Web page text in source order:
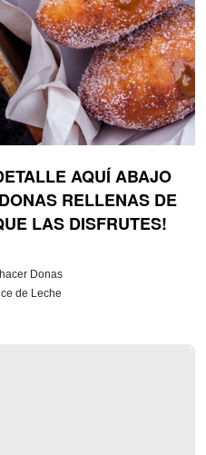
AQUÍ ABAJO
RELLENAS DE
LAS DISFRUTES!